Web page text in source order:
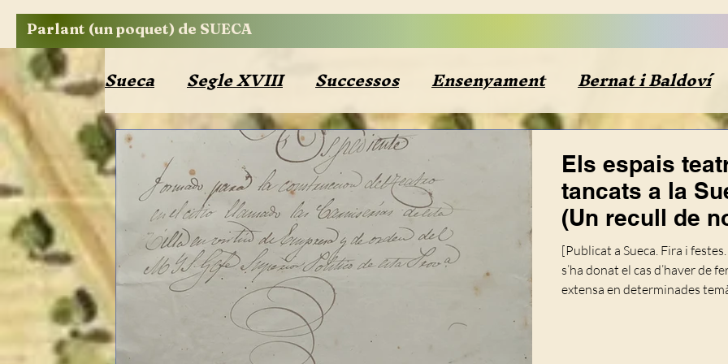
Parlant (un poquet) de SUECA
Sueca Segle XVIII Successos Ensenyament Bernat i Baldoví
Segle XX
Edificis Opinió Segle XIX
Bibliografia
Costums Segle XIX-Resum documental Plets
Política
Religió Ribera Baixa Esports El Perelló Riu
Cronista oficial
Segle XV Literatura
Els espais
tancats a la
(Un recull de
estudi).
[Publicat a Sueca. Fira i
s’ha donat el cas d’haver de
extensa en determinades